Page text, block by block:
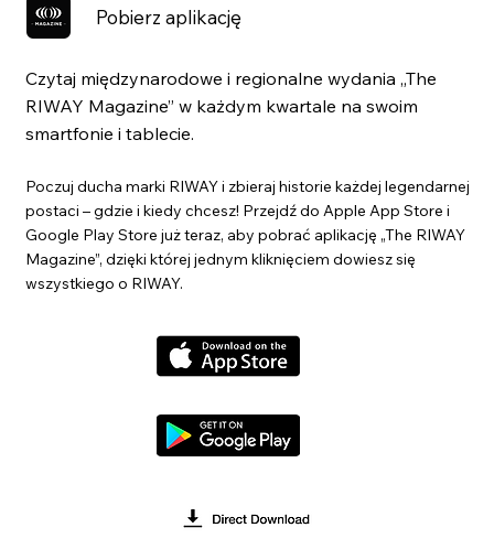
Pobierz aplikację
Czytaj międzynarodowe i regionalne wydania „The
RIWAY Magazine” w każdym kwartale na swoim
smartfonie i tablecie.
Poczuj ducha marki RIWAY i zbieraj historie każdej legendarnej
postaci – gdzie i kiedy chcesz! Przejdź do Apple App Store i
Google Play Store już teraz, aby pobrać aplikację „The RIWAY
Magazine”, dzięki której jednym kliknięciem dowiesz się
wszystkiego o RIWAY.